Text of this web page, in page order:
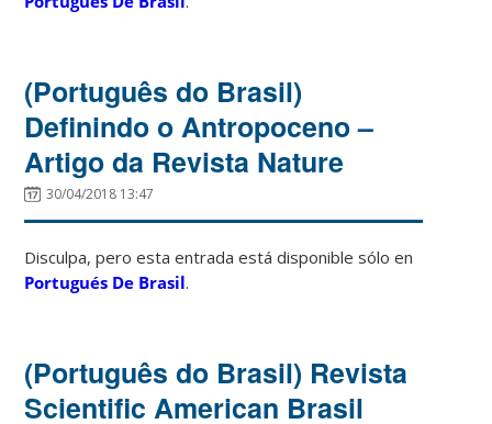
(Português do Brasil)
Definindo o Antropoceno –
Artigo da Revista Nature
30/04/2018 13:47
Disculpa, pero esta entrada está disponible sólo en
Portugués De Brasil.
(Português do Brasil) Revista
Scientific American Brasil